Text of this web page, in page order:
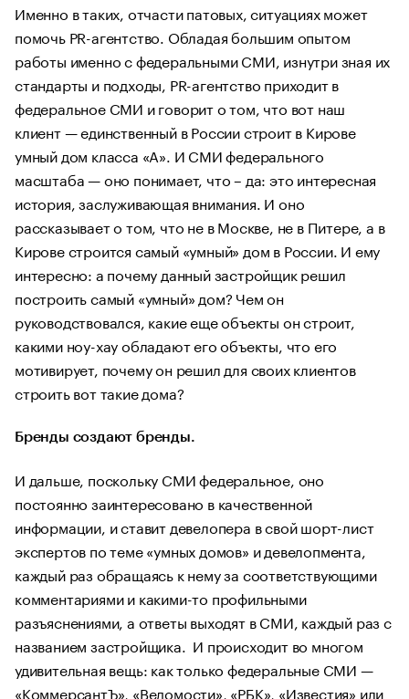
Именно в таких, отчасти патовых, ситуациях может
помочь PR-агентство. Обладая большим опытом
работы именно с федеральными СМИ, изнутри зная их
стандарты и подходы, PR-агентство приходит в
федеральное СМИ и говорит о том, что вот наш
клиент — единственный в России строит в Кирове
умный дом класса «А». И СМИ федерального
масштаба — оно понимает, что – да: это интересная
история, заслуживающая внимания. И оно
рассказывает о том, что не в Москве, не в Питере, а в
Кирове строится самый «умный» дом в России. И ему
интересно: а почему данный застройщик решил
построить самый «умный» дом? Чем он
руководствовался, какие еще объекты он строит,
какими ноу-хау обладают его объекты, что его
мотивирует, почему он решил для своих клиентов
строить вот такие дома?
Бренды создают бренды.
И дальше, поскольку СМИ федеральное, оно
постоянно заинтересовано в качественной
информации, и ставит девелопера в свой шорт-лист
экспертов по теме «умных домов» и девелопмента,
каждый раз обращаясь к нему за соответствующими
комментариями и какими-то профильными
разъяснениями, а ответы выходят в СМИ, каждый раз с
названием застройщика. И происходит во многом
удивительная вещь: как только федеральные СМИ —
«КоммерсантЪ», «Ведомости», «РБК», «Известия» или